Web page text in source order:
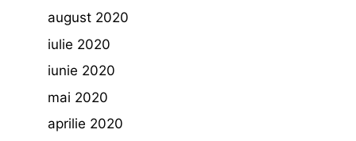
august 2020
iulie 2020
iunie 2020
mai 2020
aprilie 2020